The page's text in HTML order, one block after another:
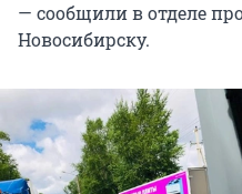
— сообщили в отделе
Новосибирску.